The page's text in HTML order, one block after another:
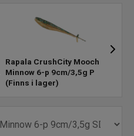
Rapala CrushCity Mooch
Minnow 6-p 9cm/3,5g P
(Finns i lager)